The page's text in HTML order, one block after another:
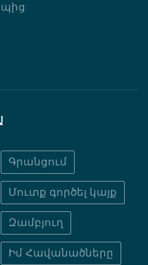
Գրանցում
Մուտք գործել կայք
Զամբյուղ
Իմ Հավանածները